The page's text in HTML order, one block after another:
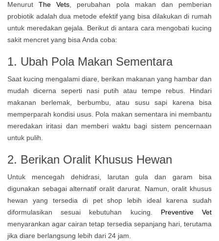
Menurut The Vets, perubahan pola makan dan pemberian
probiotik adalah dua metode efektif yang bisa dilakukan di rumah
untuk meredakan gejala. Berikut di antara cara mengobati kucing
sakit mencret yang bisa Anda coba:
1. Ubah Pola Makan Sementara
Saat kucing mengalami diare, berikan makanan yang hambar dan
mudah dicerna seperti nasi putih atau tempe rebus. Hindari
makanan berlemak, berbumbu, atau susu sapi karena bisa
memperparah kondisi usus. Pola makan sementara ini membantu
meredakan iritasi dan memberi waktu bagi sistem pencernaan
untuk pulih.
2. Berikan Oralit Khusus Hewan
Untuk mencegah dehidrasi, larutan gula dan garam bisa
digunakan sebagai alternatif oralit darurat. Namun, oralit khusus
hewan yang tersedia di pet shop lebih ideal karena sudah
diformulasikan sesuai kebutuhan kucing.
Preventive Vet
menyarankan agar cairan tetap tersedia sepanjang hari, terutama
jika diare berlangsung lebih dari 24 jam.